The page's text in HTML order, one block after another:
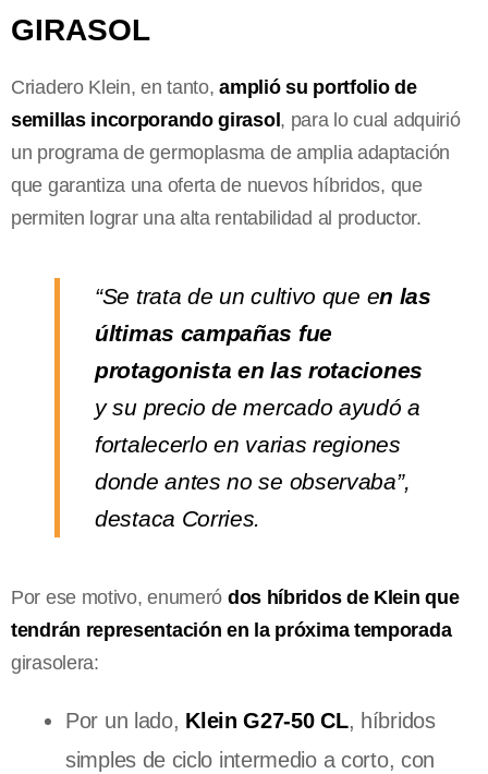
GIRASOL
Criadero Klein, en tanto,amplió su portfolio de
semillas incorporando girasol , para lo cual adquirió
un programa de germoplasma de amplia adaptación
que garantiza una oferta de nuevos híbridos, que
permiten lograr una alta rentabilidad al productor.
“Se trata de un cultivo que en las
últimas campañas fue
protagonista en las rotaciones
y su precio de mercado ayudó a
fortalecerlo en varias regiones
donde antes no se observaba”,
destaca Corries.
Por ese motivo, enumeró dos híbridos de Klein que
tendrán representación en la próxima temporada
girasolera:
Por un lado, Klein G27-50 CL, híbridos
simples de ciclo intermedio a corto, con